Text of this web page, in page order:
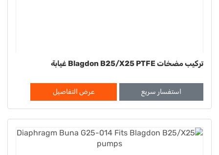
تركيب مضخات Blagdon B25/X25 PTFE غيابة
استفسار سريع عرض التفاصيل